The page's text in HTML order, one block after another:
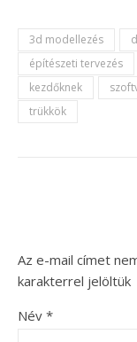
3d modellezés
építészeti tervezés
kezdőknek
trükkök
Az e-mail címet
karakterrel jelöltük
Név *